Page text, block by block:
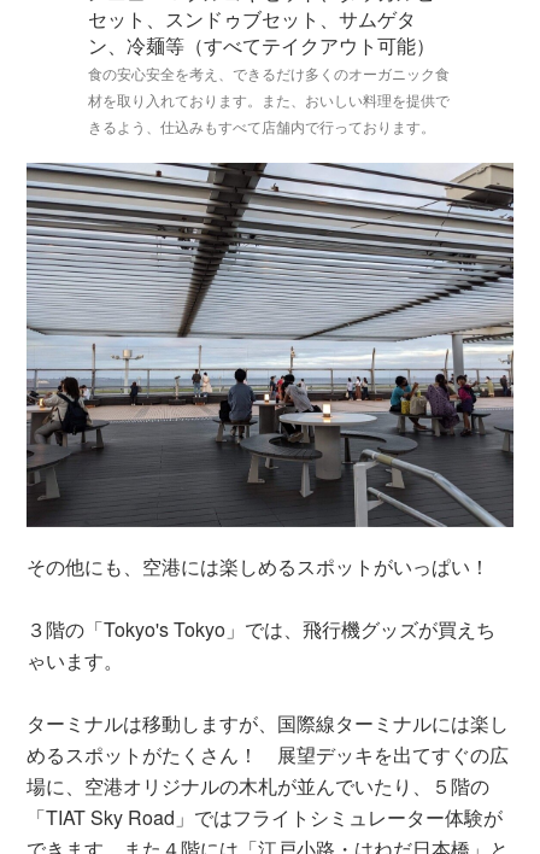
セット、スンドゥブセット、サムゲタ
ン、冷麺等（すべてテイクアウト可能）
食の安心安全を考え、できるだけ多くのオーガニック食
材を取り入れております。また、おいしい料理を提供で
きるよう、仕込みもすべて店舗内で行っております。
その他にも、空港には楽しめるスポットがいっぱい！
３階の「Tokyo's Tokyo」では、飛行機グッズが買えち
ゃいます。
ターミナルは移動しますが、国際線ターミナルには楽し
めるスポットがたくさん！ 展望デッキを出てすぐの広
場に、空港オリジナルの木札が並んでいたり、５階の
「TIAT Sky Road」ではフライトシミュレーター体験が